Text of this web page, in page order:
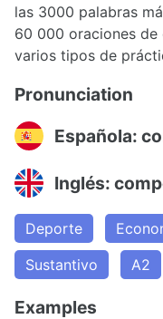
las 3000 palabras
60 000 oraciones de
varios tipos de
Pronunciation
Española:
Inglés:
Deporte
Sustantivo
A2
Examples